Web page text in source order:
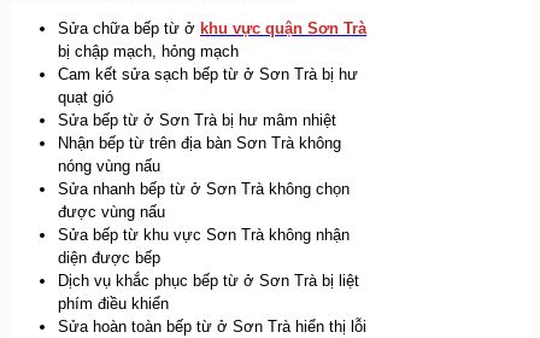
Sửa chữa bếp từ ở khu vực quận Sơn Trà
bị chập mạch, hỏng mạch
Cam kết sửa sạch bếp từ ở Sơn Trà bị hư
quạt gió
Sửa bếp từ ở Sơn Trà bị hư mâm nhiệt
Nhận bếp từ trên địa bàn Sơn Trà không
nóng vùng nấu
Sửa nhanh bếp từ ở Sơn Trà không chọn
được vùng nấu
Sửa bếp từ khu vực Sơn Trà không nhận
diện được bếp
Dịch vụ khắc phục bếp từ ở Sơn Trà bị liệt
phím điều khiển
Sửa hoàn toàn bếp từ ở Sơn Trà hiển thị lỗi